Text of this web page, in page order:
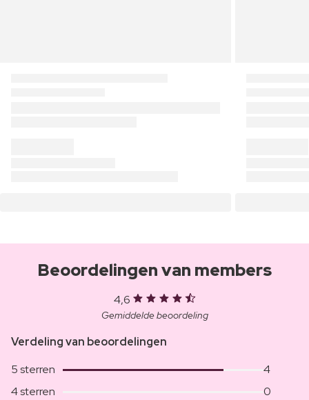
Beoordelingen van members
4,6
Gemiddelde beoordeling
Verdeling van beoordelingen
5 sterren
4
4 sterren
0